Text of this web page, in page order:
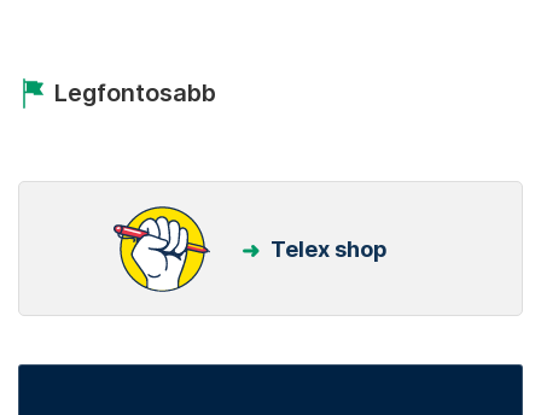
Legfontosabb
Telex shop